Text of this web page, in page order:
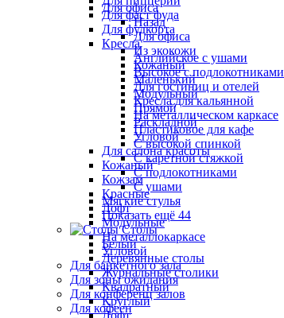
Для фаст фуда
Для фудкорта
Кресла
Английское с ушами
Высокое с подлокотниками
Для гостиниц и отелей
Кресла для кальянной
На металлическом каркасе
Пластиковое для кафе
С высокой спинкой
С каретной стяжкой
С подлокотниками
С ушами
Мягкие стулья
Показать ещё 44
Столы
Белый
Деревянные столы
Журнальные столики
Квадратный
Круглый
Лофт
Для офиса
Назад
Для офиса
Из экокожи
Кожаный
Маленький
Модульный
Прямой
Раскладной
Угловой
Для салона красоты
Кожаный
Кожзам
Красные
Лофт
Модульные
На металлокаркасе
Угловой
Для банкетного зала
Для зоны ожидания
Для конференц залов
Для кофеен